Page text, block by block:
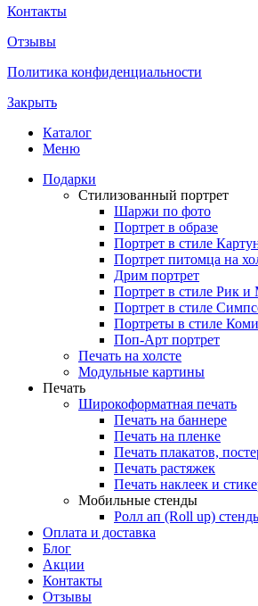
Контакты
Отзывы
Политика конфиденциальности
Закрыть
Каталог
Меню
Подарки
Стилизованный портрет
Шаржи по фото
Портрет в образе
Портрет в стиле
Портрет питомца на
Дрим портрет
Портрет в стиле Рик и
Портрет в стиле
Портреты в стиле
Поп-Арт портрет
Печать на холсте
Модульные картины
Печать
Широкоформатная печать
Печать на баннере
Печать на пленке
Печать плакатов,
Печать растяжек
Печать наклеек и
Мобильные стенды
Ролл ап (Roll up)
Оплата и доставка
Блог
Акции
Контакты
Отзывы